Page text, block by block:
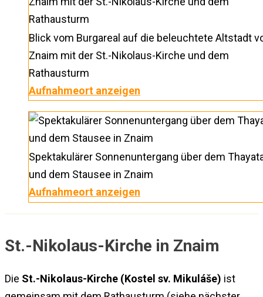
Blick vom Burgareal auf die beleuchtete Altstadt
Znaim mit der St.-Nikolaus-Kirche und dem
Rathausturm
Aufnahmeort anzeigen
Spektakulärer Sonnenuntergang über dem
und dem Stausee in Znaim
Aufnahmeort anzeigen
St.-Nikolaus-Kirche in Znaim
Die St.-Nikolaus-Kirche (Kostel sv. Mikuláše) ist